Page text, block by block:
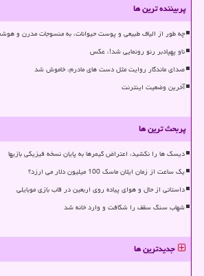
پربیننده ترین ها
چه طور از الیاف طبیعی و پوست حیوانات، به منسوجات مدرن و
ناو پهپادبر رنو رونمایی شد!، عکس
صدای ماندگار روایت مثل دست های مادرم، خاموش شد
آخرین وضعیت اینترنت
پربحث ترین ها
دیسک ها را نکشید، اعتراض گیمرها به پایان نسخه فیزیکی بازیها
یک ساعت از زمان ایلان ماسک 100 میلیون دلار می ارزد؟
داستانی از حال و هوای پیاده روی اربعین در قاب بازی موبایلی
شهاب سنگ سقف را شکافت و وارد خانه شد
جدیدترین ها